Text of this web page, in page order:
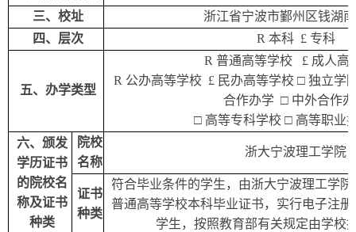
三、校址
浙江省宁波市鄞州区钱湖
四、层次 R 本科 £ 专科
五、办学类型
R 普通高等学校 £ 成人高
R 公办高等学校 £ 民办高等学校 □独立学
合作办学 □ 中外合作
□ 高等专科学校 □ 高等职业
六、颁发
学历证书
的院校名
称及证书
种类
院校
名称
浙大宁波理工学院
证书
种类
符合毕业条件的学生，由浙大宁波理工学
普通高等学校本科毕业证书，实行电子注
学生，按照教育部有关规定由学校